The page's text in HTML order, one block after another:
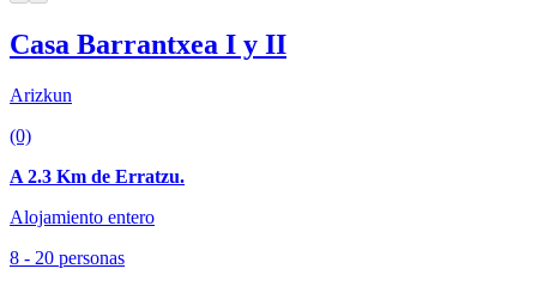
Casa Barrantxea I y II
Arizkun
(0)
A 2.3 Km de Erratzu.
Alojamiento entero
8 - 20 personas